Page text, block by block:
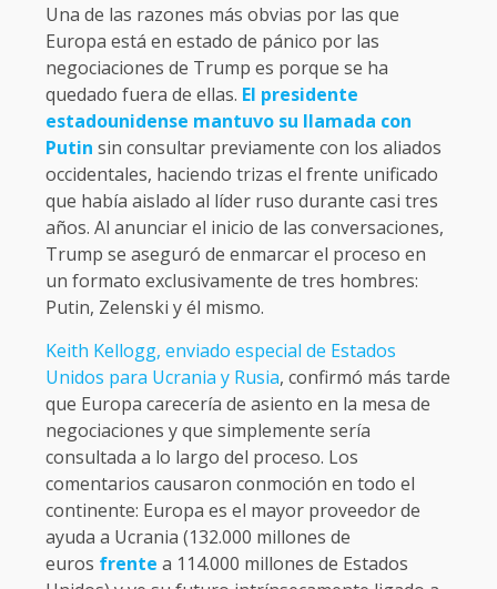
Una de las razones más obvias por las que
Europa está en estado de pánico por las
negociaciones de Trump es porque se ha
quedado fuera de ellas. El presidente
estadounidense mantuvo su llamada con
Putin sin consultar previamente con los aliados
occidentales, haciendo trizas el frente unificado
que había aislado al líder ruso durante casi tres
años. Al anunciar el inicio de las conversaciones,
Trump se aseguró de enmarcar el proceso en
un formato exclusivamente de tres hombres:
Putin, Zelenski y él mismo.
Keith Kellogg, enviado especial de Estados
Unidos para Ucrania y Rusia, confirmó más tarde
que Europa carecería de asiento en la mesa de
negociaciones y que simplemente sería
consultada a lo largo del proceso. Los
comentarios causaron conmoción en todo el
continente: Europa es el mayor proveedor de
ayuda a Ucrania (132.000 millones de
euros frente a 114.000 millones de Estados